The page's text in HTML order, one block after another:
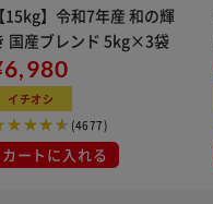
15kg】令和7年産 和の輝
国産ブレンド 5kg×3袋
イチオシ
(4677)
カートに入れる